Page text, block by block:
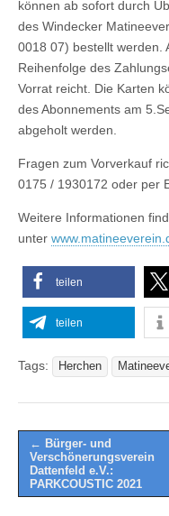
können ab sofort durch
des Windecker
0018 07) bestellt werden.
Reihenfolge des
Vorrat reicht. Die Karten
des Abonnements am
abgeholt werden.
Fragen zum Vorverkauf
0175 / 1930172 oder per
Weitere Informationen
unter
teilen
teilen
Tags: Herchen
Post
navigation
← Bürger- und
Verschönerungsverein
Dattenfeld e.V.:
PARKCOUSTIC 2021